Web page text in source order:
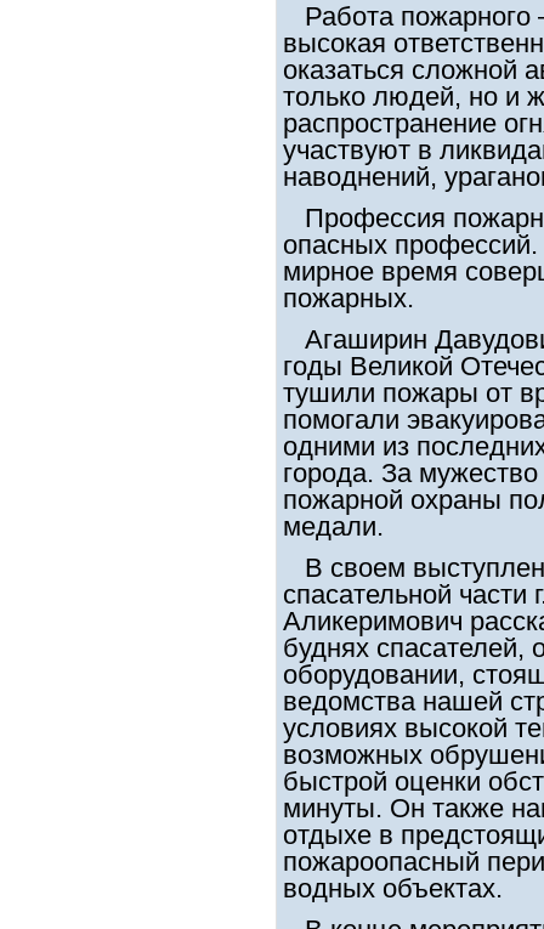
Работа пожарного
высокая
оказаться сложной
только людей, но и
распространение
участвуют в
наводнений,
Профессия
опасных профессий.
мирное время
пожарных.
Агаширин
годы Великой
тушили пожары от
помогали
одними из
города. За
пожарной охраны
медали.
В своем
спасательной
Аликеримович
буднях спасателей,
оборудовании,
ведомства нашей
условиях высокой
возможных
быстрой оценки
минуты. Он также
отдыхе в
пожароопасный
водных объектах.